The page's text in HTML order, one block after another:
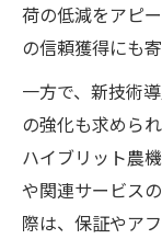
荷の低減をアピ
の信頼獲得にも寄
一方で、新技術
の強化も求めら
ハイブリット農
や関連サービス
際は、保証やア